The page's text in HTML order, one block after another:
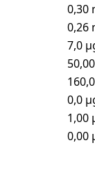
0,30
0,26
7,0
0,0
1,00
0,00